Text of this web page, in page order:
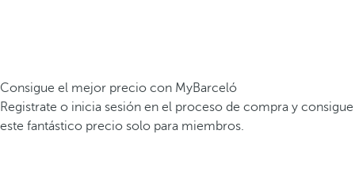
Consigue el mejor precio con MyBarceló
Registrate o inicia sesión en el proceso de compra y consigue
este fantástico precio solo para miembros.